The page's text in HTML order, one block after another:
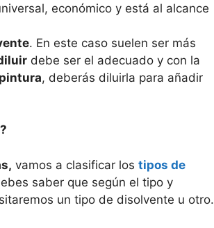
económico y está al alcance
. En este caso suelen ser más
debe ser el adecuado y con la
pintura, deberás diluirla para añadir
vamos a clasificar los tipos de
saber que según el tipo y
un tipo de disolvente u otro.